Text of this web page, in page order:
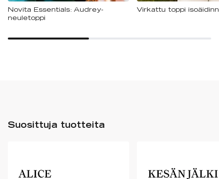
Novita Essentials: Audrey-
neuletoppi
Virkattu toppi
Suosittuja tuotteita